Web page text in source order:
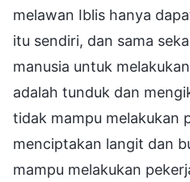
melawan Iblis hanya
itu sendiri, dan sama
manusia untuk
adalah tunduk dan
tidak mampu melakukan
menciptakan langit dan
mampu melakukan